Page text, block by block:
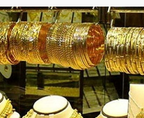
قیمت خودرو‌های ایران خودرو + جدول